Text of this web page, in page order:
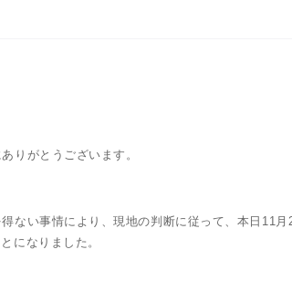
りがとうございます。
い事情により、現地の判断に従って、本日11月
になりました。